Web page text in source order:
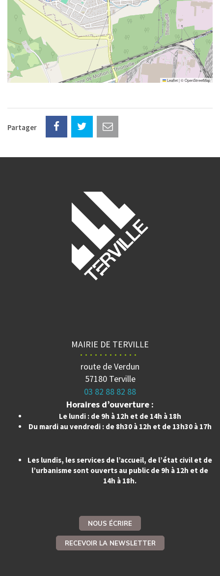
Leaflet|©OpenStreetMap
Partager
MAIRIE DE TERVILLE
route de Verdun
57180 Terville
03 82 88 82 88
Horaires d’ouverture :
Le lundi : de 9h à 12h et de 14h à 18h
Du mardi au vendredi : de 8h30 à 12h et de 13h30 à 17h
Les lundis, les services de l’accueil, de l’état civil et de
l’urbanisme sont ouverts au public de 9h à 12h et de
14h à 18h.
NOUS ÉCRIRE
RECEVOIR LA NEWSLETTER